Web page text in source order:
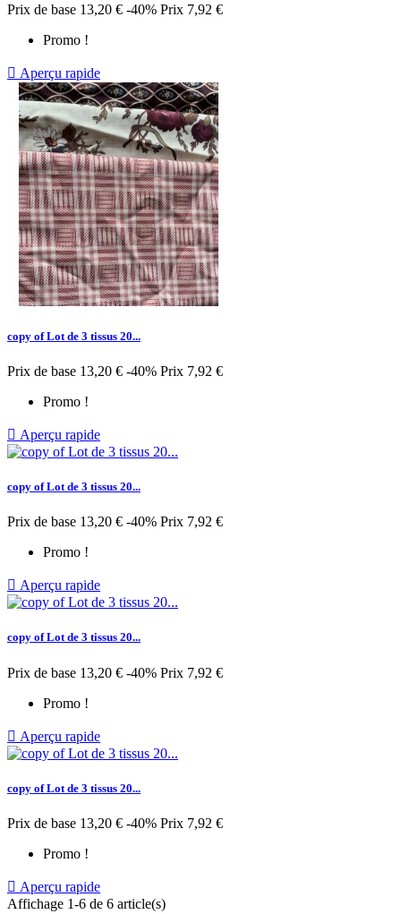
Prix de base 13,20 € -40% Prix 7,92 €
Promo !
 Aperçu rapide
copy of Lot de 3 tissus 20...
Prix de base 13,20 € -40% Prix 7,92 €
Promo !
 Aperçu rapide
copy of Lot de 3 tissus 20...
Prix de base 13,20 € -40% Prix 7,92 €
Promo !
 Aperçu rapide
copy of Lot de 3 tissus 20...
Prix de base 13,20 € -40% Prix 7,92 €
Promo !
 Aperçu rapide
copy of Lot de 3 tissus 20...
Prix de base 13,20 € -40% Prix 7,92 €
Promo !
 Aperçu rapide
Affichage 1-6 de 6 article(s)